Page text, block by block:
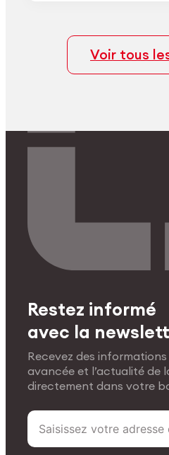
Voir tous
Restez informé
avec la
Recevez des
avancée et l’actualité de
directement dans votre